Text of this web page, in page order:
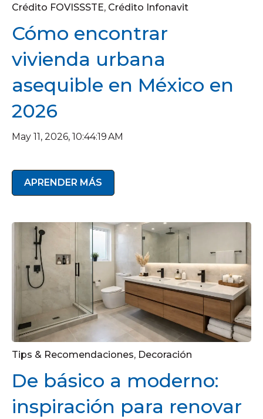
Crédito FOVISSSTE, Crédito Infonavit
Cómo encontrar
vivienda urbana
asequible en México en
2026
May 11, 2026, 10:44:19 AM
APRENDER MÁS
Tips & Recomendaciones, Decoración
De básico a moderno:
inspiración para renovar